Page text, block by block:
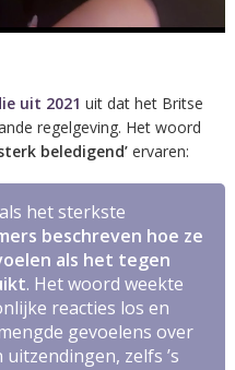
uit 2021 uit dat het Britse
regelgeving. Het woord
beledigend’ervaren:
het sterkste
beschreven hoe ze
als het tegen
. Het woord weekte
reacties los en
gevoelens over
zelfs ’s